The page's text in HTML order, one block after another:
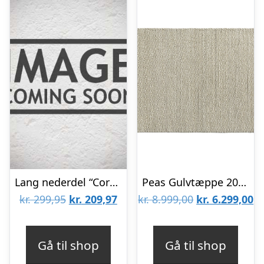
Lang nederdel “CoralSZ” koral – Saint Tropez
kr.299,95 Den
var:
kr. 209,97Den
Gå til shop
Peas Gulvtæppe 200×300 Soft Grey
kr.8.999,00 Den
var:
kr. 6.299,00
Gå til shop